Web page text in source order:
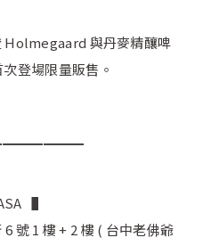
Holmegaard 與丹麥精釀啤
登場限量販售。
▐
號 1 樓 + 2 樓 ( 台中老佛爺